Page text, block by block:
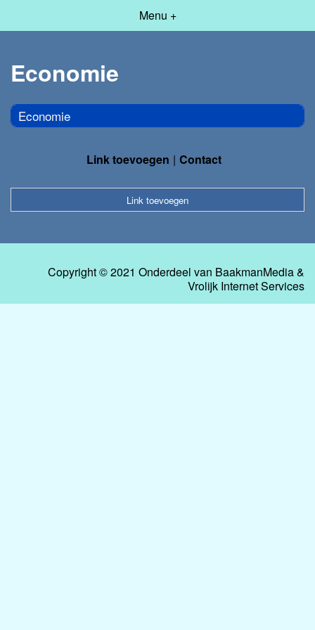
Menu +
Economie
Economie
Link toevoegen Contact
Link toevoegen
Copyright © 2021 Onderdeel van BaakmanMedia&
Vrolijk Internet Services